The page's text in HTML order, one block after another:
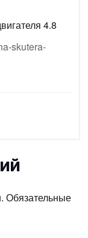
4.8
skutera-
Обязательные